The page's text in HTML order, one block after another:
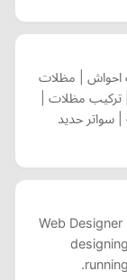
احواش | مظلات
تركيب مظلات |
سواتر حديد
Web